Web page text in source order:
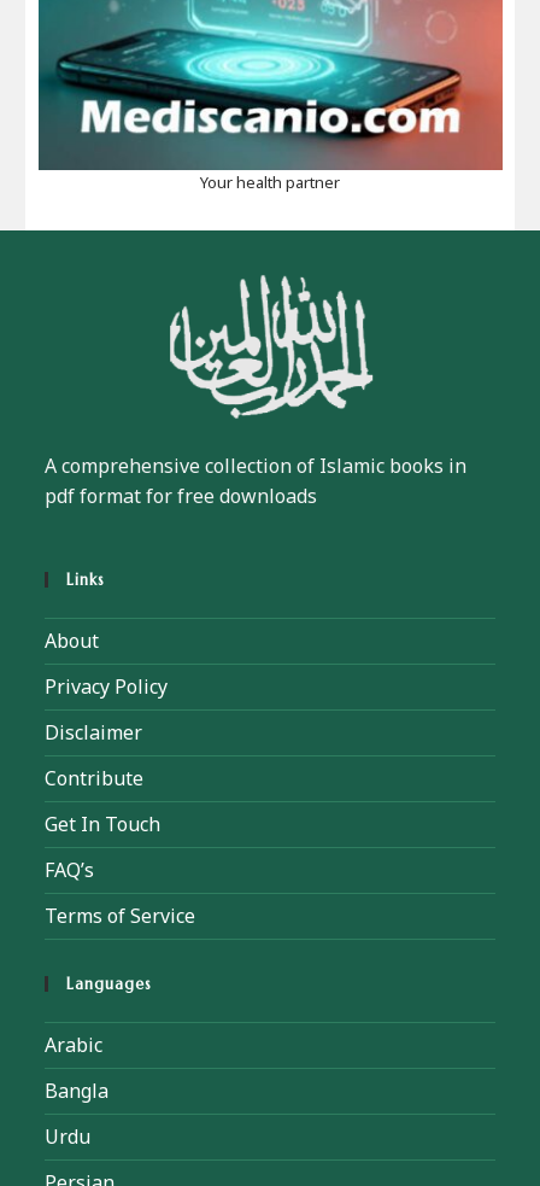
Your health partner
A comprehensive collection of Islamic books in
pdf format for free downloads
Links
About
Privacy Policy
Disclaimer
Contribute
Get In Touch
FAQ’s
Terms of Service
Languages
Arabic
Bangla
Urdu